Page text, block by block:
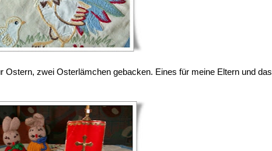
Ostern, zwei Osterlämchen gebacken. Eines für meine Eltern und das